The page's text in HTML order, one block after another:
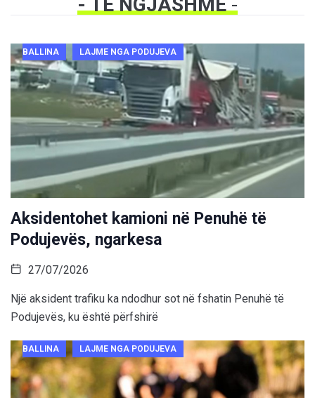
BALLINA LAJME NGA PODUJEVA
Aksidentohet kamioni në Penuhë të
Podujevës, ngarkesa
27/07/2026
Një aksident trafiku ka ndodhur sot në fshatin Penuhë të
Podujevës, ku është përfshirë
BALLINA LAJME NGA PODUJEVA